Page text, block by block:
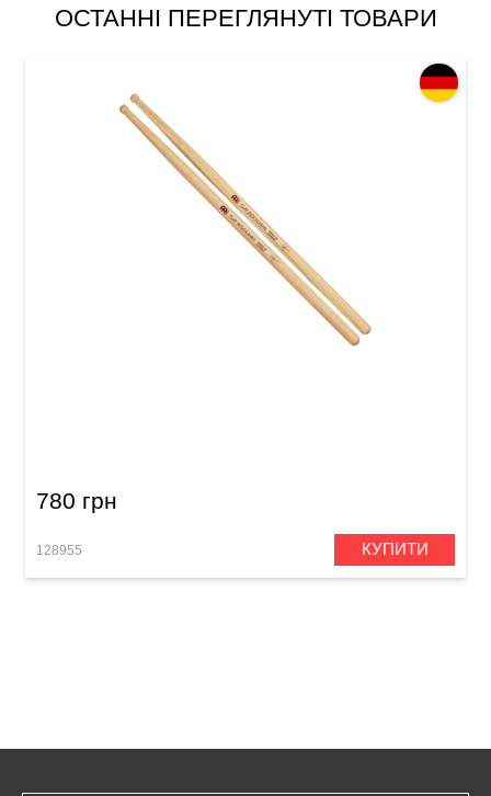
ОСТАННІ ПЕРЕГЛЯНУТІ ТОВАРИ
780 грн
128955 КУПИТИ